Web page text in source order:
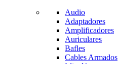
Audio
Adaptadores
Amplificadores
Auriculares
Bafles
Cables Armados